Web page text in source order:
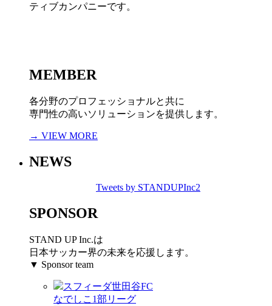
ティブカンパニーです。
MEMBER
各分野のプロフェッショナルと共に
専門性の高いソリューションを提供します。
→ VIEW MORE
NEWS
Tweets by STANDUPInc2
SPONSOR
STAND UP Inc.は
日本サッカー界の未来を応援します。
▼ Sponsor team
スフィーダ世田谷FC
なでしこ1部リーグ